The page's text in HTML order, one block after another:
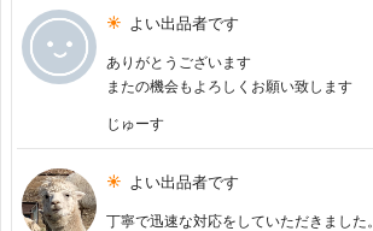
よい出品者です
ありがとうございます
またの機会もよろしくお願い致します
じゅーす
よい出品者です
丁寧で迅速な対応をしていただきました。